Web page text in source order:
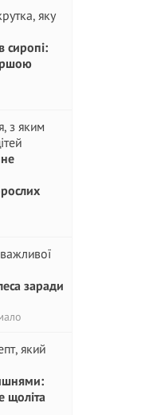
сиропі:
заради
щоліта